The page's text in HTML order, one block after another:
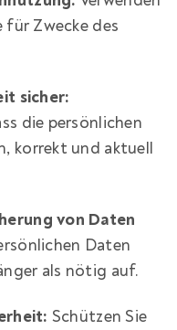
für Zwecke des
sicher:
die persönlichen
korrekt und aktuell
von Daten
Daten
als nötig auf.
Schützen Sie